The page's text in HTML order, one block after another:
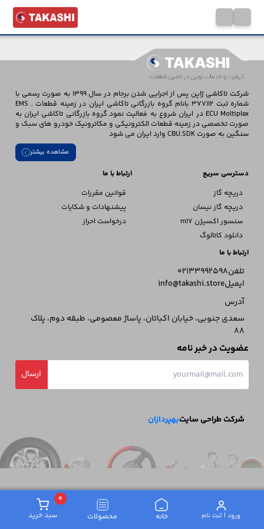
ورود | ثبت‌ نام خانه محصولات سبد خرید
0
شرکت تاکاشی ژاپن پس از اجرایی شدن برجام در سال 1399 به صورت رسمی با
شماره ثبت 377112 بانام گروه بازرگانی تاکاشی ایران در زمینه قطعات EMS ,
ECU Moltiplex در ایران شروع به فعالیت نمود.گروه بازرگانی تاکاشی ایران به
صورت تخصصی در زمینه قطعات الکترونیکی و مکاترونیک خودرو های سبک و
سنگین به صورت CBU,SDK وارد ایران می شود
مشاهده بیشتر
دسترسی سریع
دریچه گاز
دریچه گاز نیسان
سنسور اکسیژن m17
دانلود کاتالوگ
ارتباط با ما
قوانین مقررات
پیشنهادات و شکایات
درخواست احراز
ارتباط با ما
تلفن02133992598
ایمیلinfo@takashi.store
آدرس
سعدی جنوبی، خیابان اکباتان، پاساژ معصومی، طبقه دوم، پلاک
88
عضویت در خبر نامه
ارسال
شرکت طراحی سایتبهپردازان